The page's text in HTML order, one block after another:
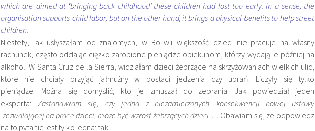
which are aimed at ‘bringing back childhood’ these children had lost too early. In a sense, the
organisation supports child labor, but on the other hand, it brings a physical benefits to help street
children.
Niestety, jak usłyszałam od znajomych, w Boliwii większość dzieci nie pracuje na własny
rachunek, często oddając ciężko zarobione pieniądze opiekunom, którzy wydają je później na
alkohol. W Santa Cruz de la Sierra, widziałam dzieci żebrzące na skrzyżowaniach wielkich ulic,
które nie chciały przyjąć jałmużny w postaci jedzenia czy ubrań. Liczyły się tylko
pieniądze. Można się domyślić, kto je zmuszał do zebrania. Jak powiedział jeden
eksperta:Zastanawiam się, czy jedna z niezamierzonych konsekwencji nowej ustawy
zezwalającej na prace dzieci, może być wzrost żebrzących dzieci … Obawiam się, ze odpowiedz
na to pytanie jest tylko jedna: tak.